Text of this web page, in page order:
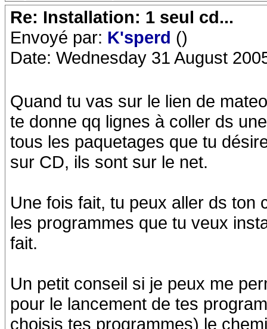
Re: Installation: 1 seul cd...
Envoyé par: K'sperd ()
Date: Wednesday 31 August
Quand tu vas sur le lien de
te donne qq lignes à coller ds
tous les paquetages que tu
sur CD, ils sont sur le net.
Une fois fait, tu peux aller ds ton
les programmes que tu veux
fait.
Un petit conseil si je peux me
pour le lancement de tes
choisis tes programmes) le